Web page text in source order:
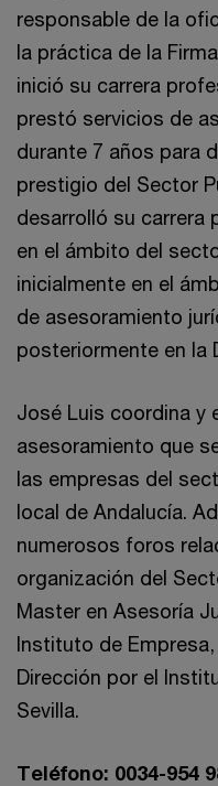
responsable de la
la práctica de la
inició su carrera
prestó servicios de
durante 7 años para
prestigio del Sector
desarrolló su carrera
en el ámbito del
inicialmente en el
de asesoramiento
posteriormente en la
José Luis coordina y
asesoramiento que
las empresas del
local de Andalucía.
numerosos foros
organización del
Master en Asesoría
Instituto de
Dirección por el
Sevilla.
Teléfono: 0034-954